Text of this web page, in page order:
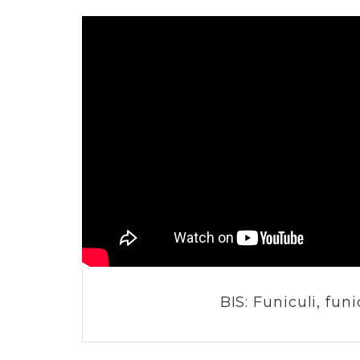
BIS: Funiculi,